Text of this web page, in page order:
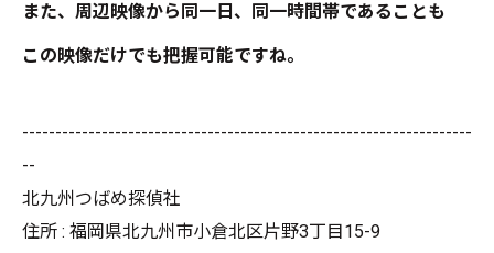
また、周辺映像から同一日、同一時間帯であることも
この映像だけでも把握可能ですね。
--------------------------------------------------------------------
--
北九州つばめ探偵社
住所 : 福岡県北九州市小倉北区片野3丁目15-9